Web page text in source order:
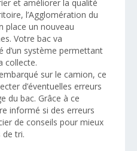
et améliorer la qualité
l’Agglomération du
place un nouveau
Votre bac va
d’un système permettant
collecte.
sur le camion, ce
d’éventuelles erreurs
du bac. Grâce à ce
informé si des erreurs
de conseils pour mieux
de tri.